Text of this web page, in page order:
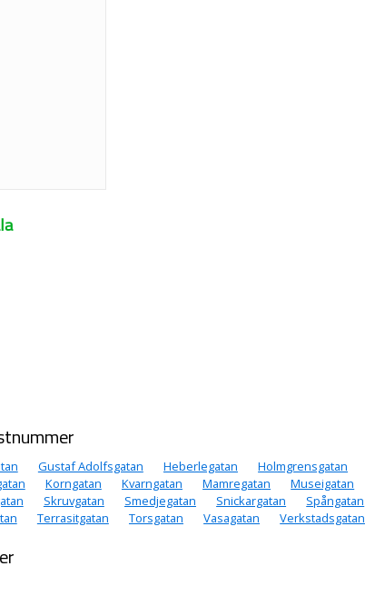
Gustaf Adolfsgatan Heberlegatan Holmgrensgatan
Korngatan Kvarngatan Mamregatan Museigatan
Skruvgatan Smedjegatan Snickargatan Spångatan
Terrasitgatan Torsgatan Vasagatan Verkstadsgatan